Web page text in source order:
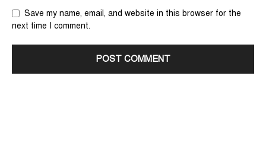
Save my name, email, and website in this browser for the
next time I comment.